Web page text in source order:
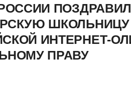
ИНТЕРНЕТ-
ПРАВУ